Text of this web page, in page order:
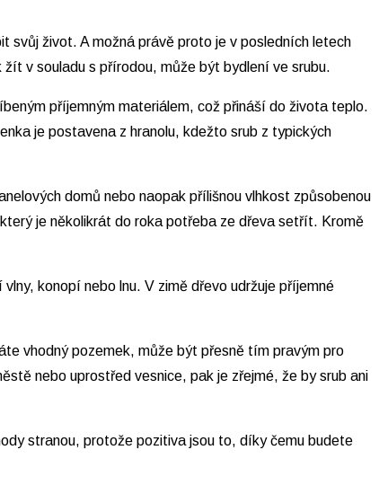
svůj život. A možná právě proto je v posledních letech
v souladu s přírodou, může být bydlení ve srubu.
příjemným materiálem, což přináší do života teplo.
je postavena z hranolu, kdežto srub z typických
domů nebo naopak přílišnou vlhkost způsobenou
je několikrát do roka potřeba ze dřeva setřít. Kromě
konopí nebo lnu. V zimě dřevo udržuje příjemné
vhodný pozemek, může být přesně tím pravým pro
nebo uprostřed vesnice, pak je zřejmé, že by srub ani
stranou, protože pozitiva jsou to, díky čemu budete